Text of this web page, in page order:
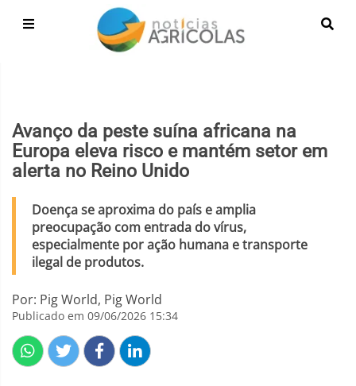
Avanço da peste suína africana na
Europa eleva risco e mantém setor em
alerta no Reino Unido
Doença se aproxima do país e amplia
preocupação com entrada do vírus,
especialmente por ação humana e transporte
ilegal de produtos.
Por: Pig World, Pig World
Publicado em 09/06/2026 15:34